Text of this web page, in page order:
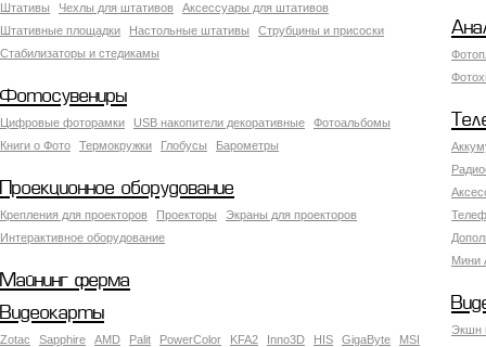
Штативы
Чехлы для штативов
Аксессуары для штативов
Штативные площадки
Настольные штативы
Струбцины и присоски
Стабилизаторы и стедикамы
Фотосувениры
Цифровые фоторамки USB накопители декоративные
Фотоальбомы
Книги о Фото
Термокружки Глобусы Барометры
Мини
Проекционное оборудование
Крепления для проекторов Проекторы
Экраны для проекторов
Интерактивное оборудование
Майнинг ферма
Экшн
Видеокарты
Zotac Sapphire AMD Palit PowerColor KFA2 Inno3D HIS GigaByte
MSI